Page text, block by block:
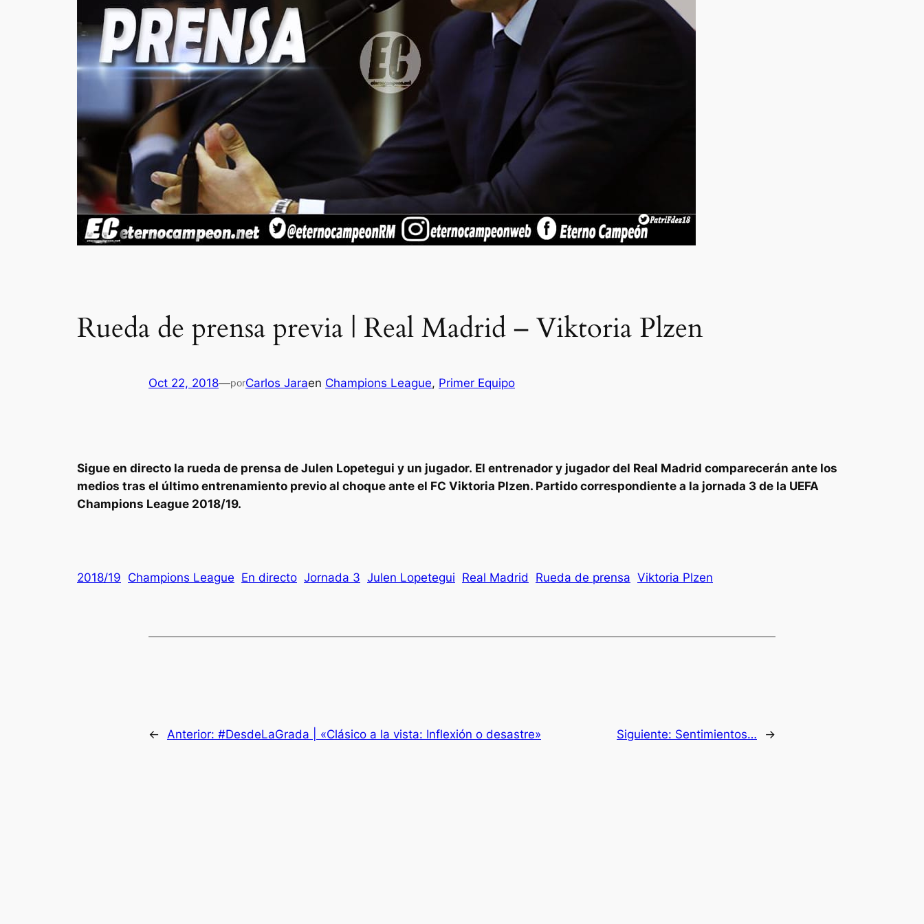
Rueda de prensa previa | Real Madrid – Viktoria Plzen
Oct 22, 2018—porCarlos Jaraen Champions League, Primer Equipo
Sigue en directo la rueda de prensa de Julen Lopetegui y un jugador. El entrenador y jugador del Real Madrid comparecerán ante los
medios tras el último entrenamiento previo al choque ante el FC Viktoria Plzen. Partido correspondiente a la jornada 3 de la UEFA
Champions League 2018/19.
2018/19 Champions League En directo Jornada 3 Julen Lopetegui Real Madrid Rueda de prensa Viktoria Plzen
← Anterior: #DesdeLaGrada | «Clásico a la vista: Inflexión o desastre» Siguiente: Sentimientos… →